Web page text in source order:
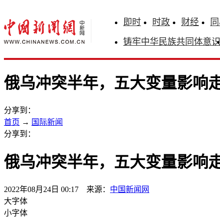
即时 时政 财经
铸牢中华民族共同体意识
俄乌冲突半年，五大变量影响
分享到：
首页 → 国际新闻
分享到：
俄乌冲突半年，五大变量影响
2022年08月24日 00:17 来源： 中国新闻网
大字体
小字体